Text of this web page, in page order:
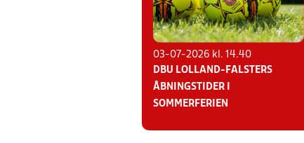
03-07-2026 kl. 14.40
DBU LOLLAND-FALSTERS
ÅBNINGSTIDER I
SOMMERFERIEN